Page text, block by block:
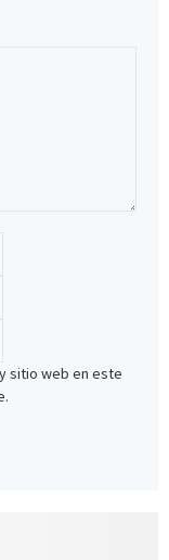
sitio web en este